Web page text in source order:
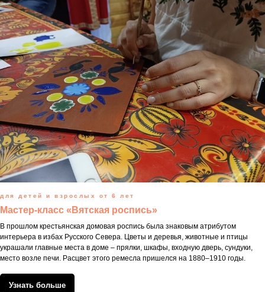
для детей и взрослых от 6 лет
Мастер-класс «Вятская роспись»
В прошлом крестьянская домовая роспись была знаковым атрибутом
интерьера в избах Русского Севера. Цветы и деревья, животные и птицы
украшали главные места в доме – прялки, шкафы, входную дверь, сундуки,
место возле печи. Расцвет этого ремесла пришелся на 1880–1910 годы.
Узнать больше